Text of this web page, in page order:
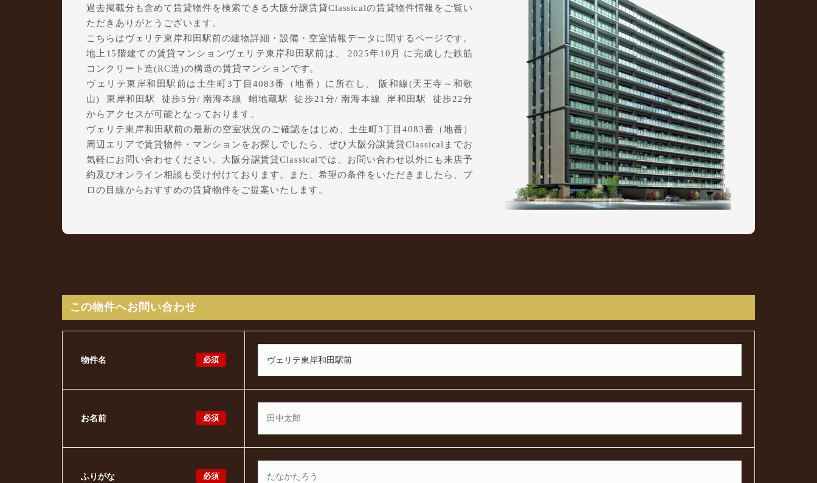
過去掲載分も含めて賃貸物件を検索できる大阪分譲賃貸Classicalの賃貸物件情報をご覧い
ただきありがとうございます。
こちらはヴェリテ東岸和田駅前の建物詳細・設備・空室情報データに関するページです。
地上15階建ての賃貸マンションヴェリテ東岸和田駅前は、 2025年10月 に完成した鉄筋
コンクリート造(RC造)の構造の賃貸マンションです。
ヴェリテ東岸和田駅前は土生町3丁目4083番（地番）に所在し、 阪和線(天王寺～和歌
山) 東岸和田駅 徒歩5分/ 南海本線 蛸地蔵駅 徒歩21分/ 南海本線 岸和田駅 徒歩22分
からアクセスが可能となっております。
ヴェリテ東岸和田駅前の最新の空室状況のご確認をはじめ、土生町3丁目4083番（地番）
周辺エリアで賃貸物件・マンションをお探しでしたら、ぜひ大阪分譲賃貸Classicalまでお
気軽にお問い合わせください。大阪分譲賃貸Classicalでは、お問い合わせ以外にも来店予
約及びオンライン相談も受け付けております。また、希望の条件をいただきましたら、プ
ロの目線からおすすめの賃貸物件をご提案いたします。
この物件へお問い合わせ
必須
物件名
必須
お名前
必須
ふりがな